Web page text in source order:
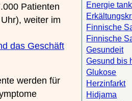
Patienten
weiter im
das Geschäft
werden für
Energie
Finnische
Finnische
Gesundeit
Gesund bis
Glukose
Herzinfarkt
Hidjama